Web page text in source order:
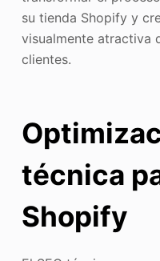
su tienda Shopify y
visualmente atractiva
clientes.
técnica
Shopify